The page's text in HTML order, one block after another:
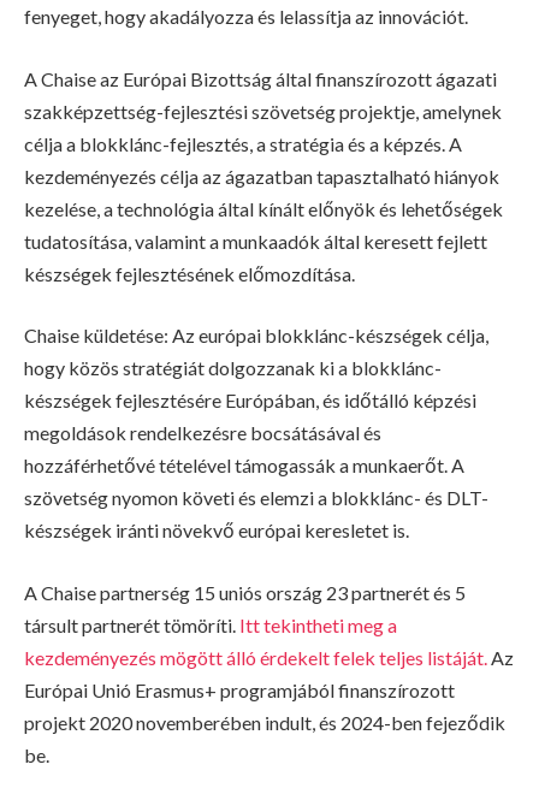
fenyeget, hogy akadályozza és lelassítja az innovációt.
A Chaise az Európai Bizottság által finanszírozott ágazati
szakképzettség-fejlesztési szövetség projektje, amelynek
célja a blokklánc-fejlesztés, a stratégia és a képzés. A
kezdeményezés célja az ágazatban tapasztalható hiányok
kezelése, a technológia által kínált előnyök és lehetőségek
tudatosítása, valamint a munkaadók által keresett fejlett
készségek fejlesztésének előmozdítása.
Chaise küldetése: Az európai blokklánc-készségek célja,
hogy közös stratégiát dolgozzanak ki a blokklánc-
készségek fejlesztésére Európában, és időtálló képzési
megoldások rendelkezésre bocsátásával és
hozzáférhetővé tételével támogassák a munkaerőt. A
szövetség nyomon követi és elemzi a blokklánc- és DLT-
készségek iránti növekvő európai keresletet is.
A Chaise partnerség 15 uniós ország 23 partnerét és 5
társult partnerét tömöríti. Itt tekintheti meg a
kezdeményezés mögött álló érdekelt felek teljes listáját.Az
Európai Unió Erasmus+ programjából finanszírozott
projekt 2020 novemberében indult, és 2024-ben fejeződik
be.